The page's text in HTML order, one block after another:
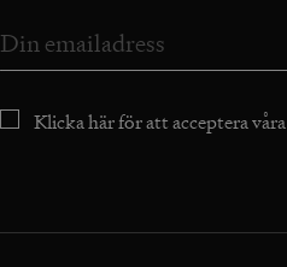
Klicka här för att acceptera våra